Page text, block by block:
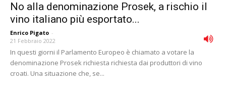
No alla denominazione Prosek, a rischio il
vino italiano più esportato...
Enrico Pigato -
21 Febbraio 2022
In questi giorni il Parlamento Europeo è chiamato a votare la
denominazione Prosek richiesta richiesta dai produttori di vino
croati. Una situazione che, se...